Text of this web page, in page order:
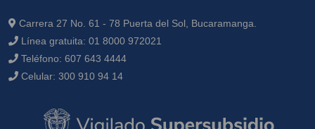
Carrera 27 No. 61 - 78 Puerta del Sol, Bucaramanga.
Línea gratuita: 01 8000 972021
Teléfono: 607 643 4444
Celular: 300 910 94 14